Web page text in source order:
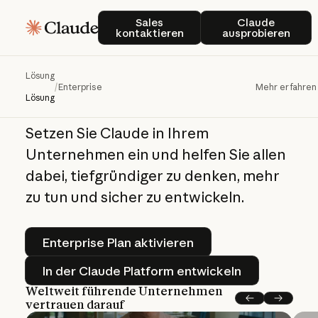
Sales
kontaktieren
Sales kontaktierenClaude
ausprobieren
Claude
Lösung
Lösung
/Enterprise Mehr erfahren
Claude für Unternehmen
DieZukunftauf
jedem
Schreibtisch
Setzen Sie Claude in Ihrem
Unternehmen ein und helfen Sie allen
dabei, tiefgründiger zu denken, mehr
zu tun und sicher zu entwickeln.
Enterprise Plan aktivieren
Enterprise Plan aktivieren
In der Claude Platform entwickeln
In der Claude Platform
Weltweit führende Unternehmen
vertrauen darauf
Vorherige
Next